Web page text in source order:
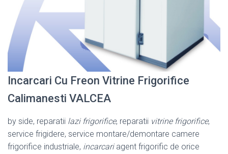
Incarcari Cu Freon Vitrine Frigorifice
Calimanesti VALCEA
by side, reparatii lazi frigorifice, reparatii vitrine frigorifice,
service frigidere, service montare/demontare camere
frigorifice industriale, incarcariagent frigorific de orice